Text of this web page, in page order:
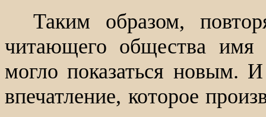
Таким образом,
читающего общества имя
могло показаться новым.
впечатление, которое